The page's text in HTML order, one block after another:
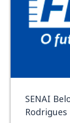
SENAI
Rodrigues